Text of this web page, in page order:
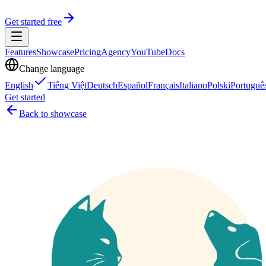
Get started free
FeaturesShowcasePricingAgencyYouTubeDocs
Change language
English
Tiếng ViệtDeutschEspañolFrançaisItalianoPolski
Get started
Back to showcase